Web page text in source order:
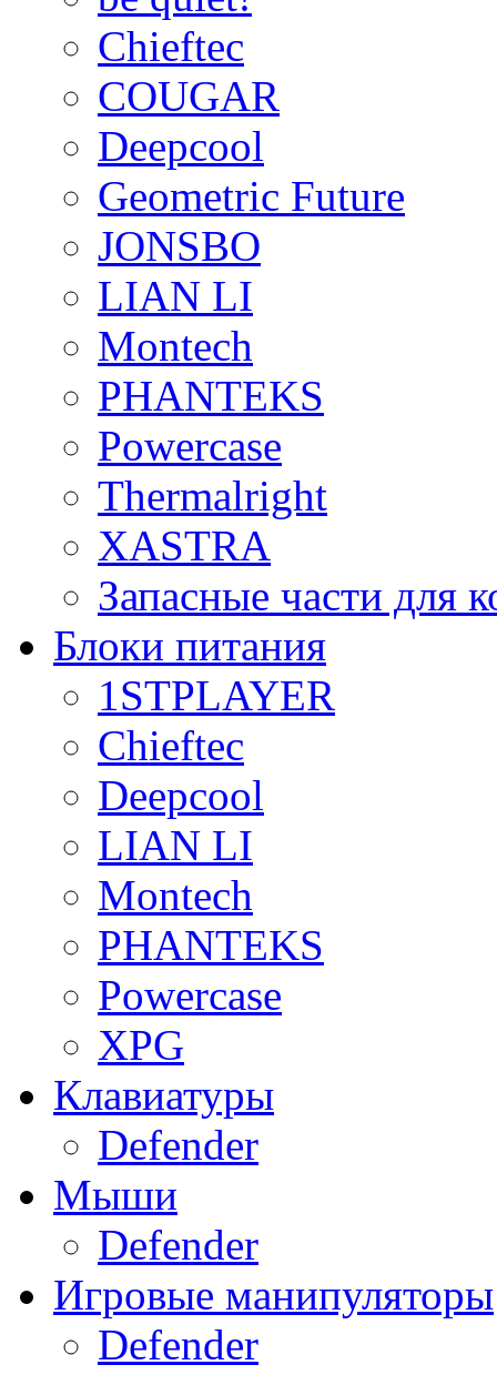
Chieftec
COUGAR
Deepcool
Geometric Future
JONSBO
LIAN LI
Montech
PHANTEKS
Powercase
Thermalright
XASTRA
Запасные части для
Блоки питания
1STPLAYER
Chieftec
Deepcool
LIAN LI
Montech
PHANTEKS
Powercase
XPG
Клавиатуры
Defender
Мыши
Defender
Игровые манипуляторы
Defender